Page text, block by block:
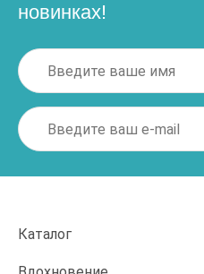
новинках!
Каталог